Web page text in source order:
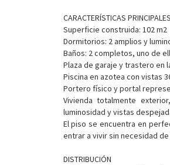
CARACTERÍSTICAS PRINCIPALES
Superficie construida: 102 m2
Dormitorios: 2 amplios y
Baños: 2 completos, uno de
Plaza de garaje y trastero en
Piscina en azotea con vistas
Portero físico y portal
Vivienda totalmente
luminosidad y vistas
El piso se encuentra en
entrar a vivir sin necesidad
DISTRIBUCIÓN